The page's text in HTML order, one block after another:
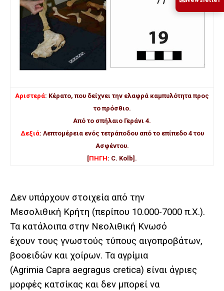
Αριστερά: Κέρατο, που δείχνει την ελαφρά καμπυλότητα προς
το πρόσθιο.
Από το σπήλαιο Γεράνι 4.
Δεξιά: Λεπτομέρεια ενός τετράποδου από το επίπεδο 4 του
Ασφέντου.
[ΠΗΓΗ: C. Kolb].
Δεν υπάρχουν στοιχεία από την
Μεσολιθική Κρήτη (περίπου 10.000-7000 π.Χ.).
Τα κατάλοιπα στην Νεολιθική Κνωσό
έχουν τους γνωστούς τύπους αιγοπροβάτων,
βοοειδών και χοίρων. Τα αγρίμια
(Agrimia Capra aegragus cretica) είναι άγριες
μορφές κατσίκας και δεν μπορεί να